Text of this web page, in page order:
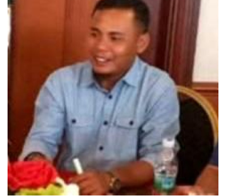
INDEKS
HEALTHY